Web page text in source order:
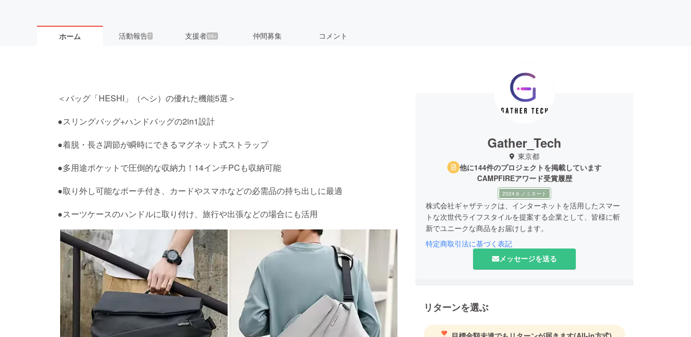
ホーム 活動報告7 支援者99+ 仲間募集 コメント
＜バッグ「HESHI」（ヘシ）の優れた機能5選＞
●スリングバッグ+ハンドバッグの2in1設計
●着脱・長さ調節が瞬時にできるマグネット式ストラップ
●多用途ポケットで圧倒的な収納力！14インチPCも収納可能
●取り外し可能なポーチ付き、カードやスマホなどの必需品の持ち出しに最適
●スーツケースのハンドルに取り付け、旅行や出張などの場合にも活用
Gather_Tech
東京都
他に144件のプロジェクトを掲載しています
CAMPFIREアワード受賞履歴
2024.6 ノミネート
株式会社ギャザテックは、インターネットを活用したスマー
トな次世代ライフスタイルを提案する企業として、皆様に斬
新でユニークな商品をお届けします。
そのため弊社は数多くの海外メーカーと代理店契約を結び、
価値ある商品を価値ある価格で皆様にお届けするための、日
のニーズを十分に満たす製品をご提供し続けることが弊社の
特定商取引法に基づく表記
メッセージを送る
リターンを選ぶ